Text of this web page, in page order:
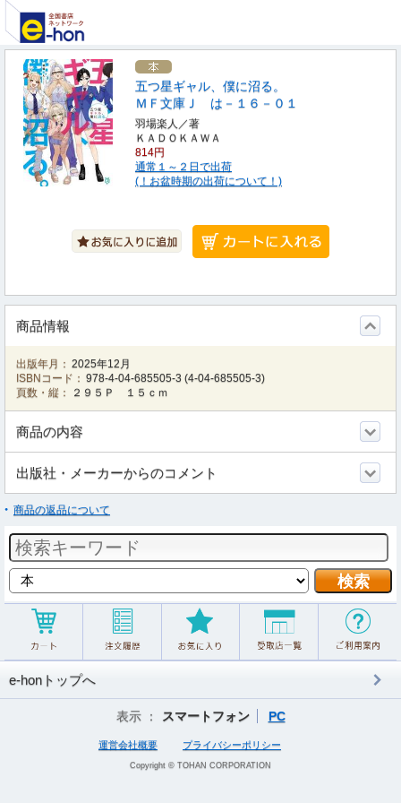
五つ星ギャル、僕に沼る。
ＭＦ文庫Ｊ は－１６－０１
羽場楽人／著
ＫＡＤＯＫＡＷＡ
814円
通常１～２日で出荷
(！お盆時期の出荷について！)
商品情報
出版年月： 2025年12月
ISBNコード： 978-4-04-685505-3 (4-04-685505-3)
頁数・縦：
２９５Ｐ １５ｃｍ
商品の内容
出版社・メーカーからのコメント
商品の返品について
e-honトップへ
表示 ： スマートフォン PC
運営会社概要 プライバシーポリシー
Copyright © TOHAN CORPORATION